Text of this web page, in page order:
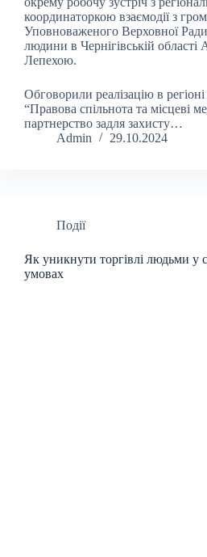
координаторкою взаємодії з
Уповноваженого Верховної
людини в Чернігівській
Лепехою.
Обговорили реалізацію в
“Правова спільнота та місцеві
партнерство задля захисту…
Admin
29.10.2024
Події
Як уникнути торгівлі людьми у
умовах